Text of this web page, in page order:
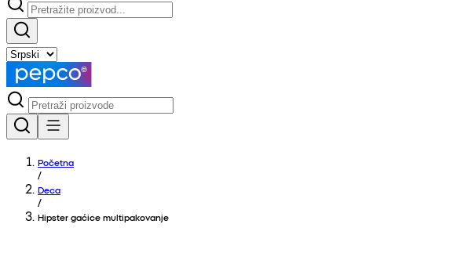
Početna
/
Deca
/
Hipster gaćice multipakovanje